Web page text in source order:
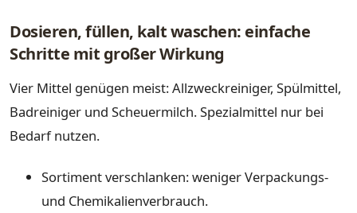
Dosieren, füllen, kalt waschen: einfache
Schritte mit großer Wirkung
Vier Mittel genügen meist: Allzweckreiniger, Spülmittel,
Badreiniger und Scheuermilch. Spezialmittel nur bei
Bedarf nutzen.
Sortiment verschlanken: weniger Verpackungs-
und Chemikalienverbrauch.